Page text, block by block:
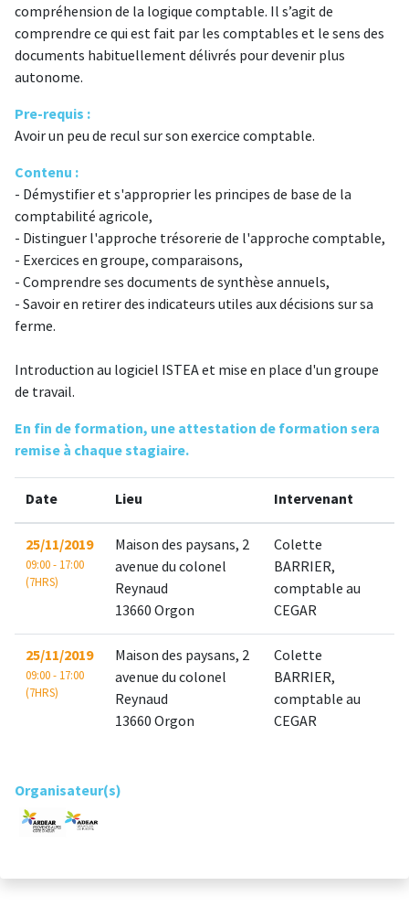
compréhension de la logique comptable. Il s’agit de
comprendre ce qui est fait par les comptables et le sens des
documents habituellement délivrés pour devenir plus
autonome.
Pre-requis :
Avoir un peu de recul sur son exercice comptable.
Contenu :
- Démystifier et s'approprier les principes de base de la
comptabilité agricole,
- Distinguer l'approche trésorerie de l'approche comptable,
- Exercices en groupe, comparaisons,
- Comprendre ses documents de synthèse annuels,
- Savoir en retirer des indicateurs utiles aux décisions sur sa
ferme.
Introduction au logiciel ISTEA et mise en place d'un groupe
de travail.
En fin de formation, une attestation de formation sera
remise à chaque stagiaire.
Date Lieu Intervenant
25/11/2019
09:00 - 17:00
(7HRS)
Maison des paysans, 2
avenue du colonel
Reynaud
13660 Orgon
Colette
BARRIER,
comptable au
CEGAR
25/11/2019
09:00 - 17:00
(7HRS)
Maison des paysans, 2
avenue du colonel
Reynaud
13660 Orgon
Colette
BARRIER,
comptable au
CEGAR
Organisateur(s)